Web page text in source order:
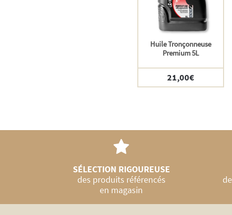
Huile Tronçonneuse
Premium 5L
21,00€
SÉLECTION RIGOUREUSE
des produits référencés
en magasin